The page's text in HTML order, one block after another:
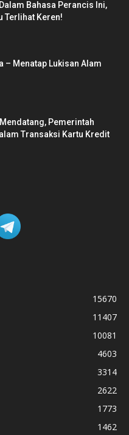
Bahasa Perancis Ini,
Terlihat Keren!
– Menatap Lukisan Alam
Pemerintah
Transaksi Kartu Kredit
15670
11407
10081
4603
3314
2622
1773
1462